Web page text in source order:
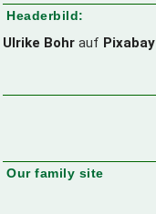
Headerbild:
Ulrike Bohr auf Pixabay
Our family site